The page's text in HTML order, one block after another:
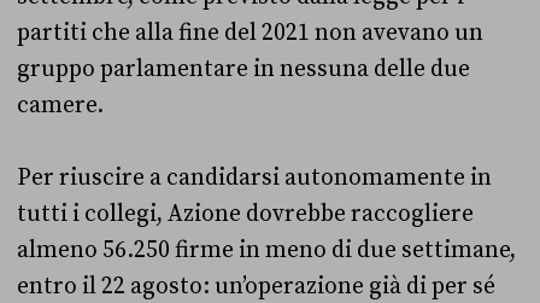
partiti che alla fine del 2021 non avevano un
gruppo parlamentare in nessuna delle due
camere.
Per riuscire a candidarsi autonomamente in
tutti i collegi, Azione dovrebbe raccogliere
almeno 56.250 firme in meno di due settimane,
entro il 22 agosto: un’operazione già di per sé